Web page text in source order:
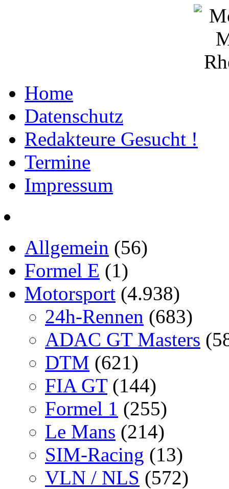
Home
Datenschutz
Redakteure Gesucht !
Termine
Impressum
Allgemein (56)
Formel E (1)
Motorsport (4.938)
24h-Rennen (683)
ADAC GT Masters
DTM (621)
FIA GT(144)
Formel 1 (255)
Le Mans (214)
SIM-Racing (13)
VLN / NLS (572)